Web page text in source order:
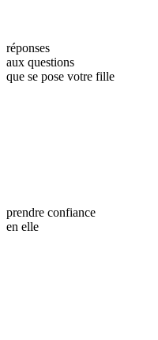
réponses
aux questions
que se pose votre fille
prendre confiance
en elle